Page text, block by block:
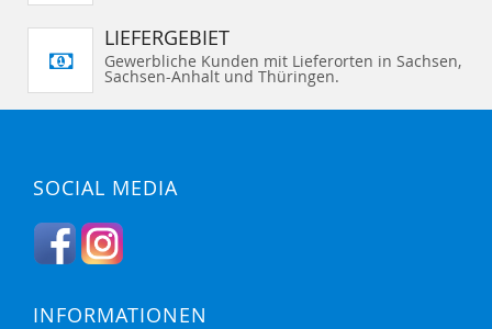
LIEFERGEBIET
Gewerbliche Kunden mit Lieferorten in Sachsen,
Sachsen-Anhalt und Thüringen.
SOCIAL MEDIA
INFORMATIONEN